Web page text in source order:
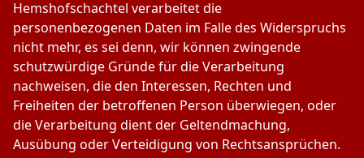
Hemshofschachtel verarbeitet die
personenbezogenen Daten im Falle des Widerspruchs
nicht mehr, es sei denn, wir können zwingende
schutzwürdige Gründe für die Verarbeitung
nachweisen, die den Interessen, Rechten und
Freiheiten der betroffenen Person überwiegen, oder
die Verarbeitung dient der Geltendmachung,
Ausübung oder Verteidigung von Rechtsansprüchen.